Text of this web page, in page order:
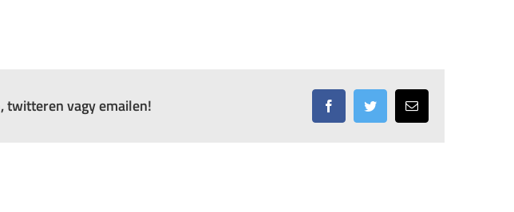
twitteren vagy emailen! FacebookTwitter Email: